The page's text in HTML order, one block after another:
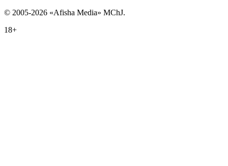
© 2005-2026 «Afisha Media» MChJ.
18+